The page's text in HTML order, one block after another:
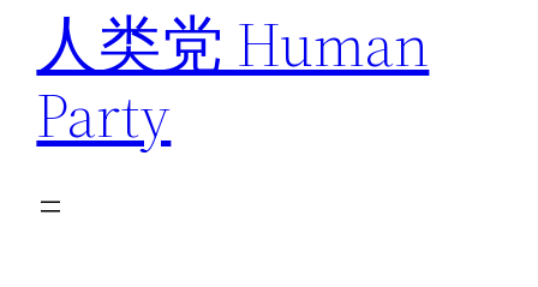
人类党 Human
Party